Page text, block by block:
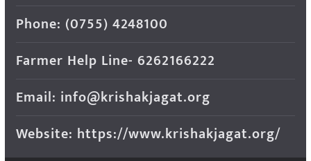
Phone: (0755) 4248100
Farmer Help Line- 6262166222
Email: info@krishakjagat.org
Website: https://www.krishakjagat.org/